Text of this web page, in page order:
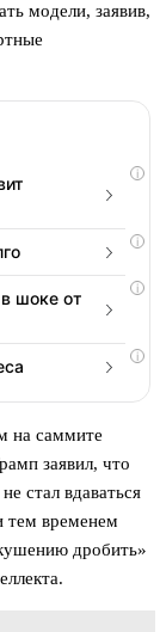
модели, заявив,
i
i
i
шоке от
i
на саммите
заявил, что
стал вдаваться
тем временем
дробить»